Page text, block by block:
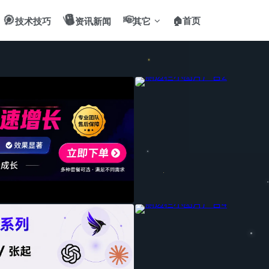
🎯技术技巧 📻资讯新闻 ✌️其它 🏠首页